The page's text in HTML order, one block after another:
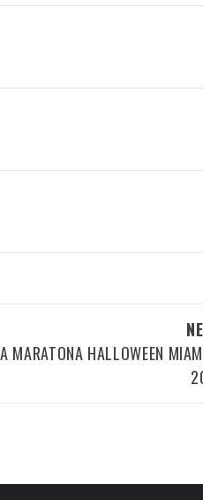
MARATONA HALLOWEEN